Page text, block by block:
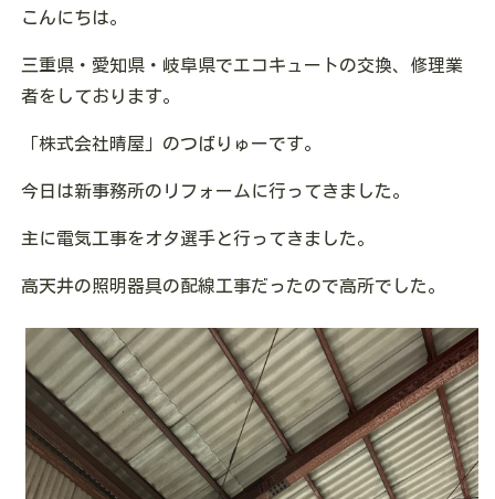
こんにちは。
三重県・愛知県・岐阜県でエコキュートの交換、修理業
者をしております。
「株式会社晴屋」のつばりゅーです。
今日は新事務所のリフォームに行ってきました。
主に電気工事をオタ選手と行ってきました。
高天井の照明器具の配線工事だったので高所でした。